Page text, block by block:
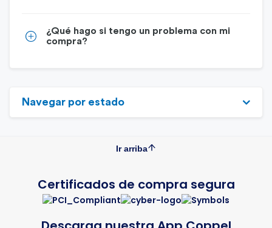
¿Qué hago si tengo un problema con mi
compra?
Navegar por estado
Ir arriba
Certificados de compra segura